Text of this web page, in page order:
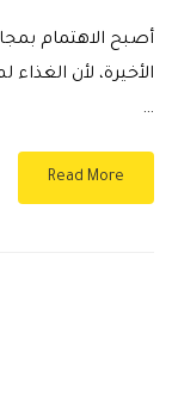
أصبح الاهتمام
الأخيرة، لأن
…
Read More